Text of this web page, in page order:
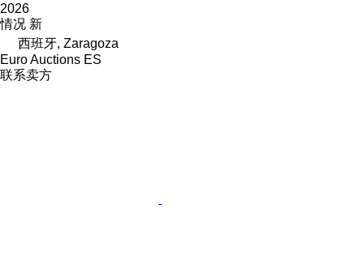
2026
情况 新
西班牙, Zaragoza
Euro Auctions ES
联系卖方